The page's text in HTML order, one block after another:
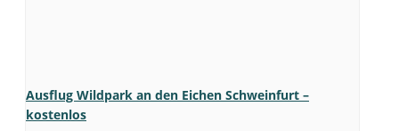
Ausflug Wildpark an den Eichen Schweinfurt –
kostenlos